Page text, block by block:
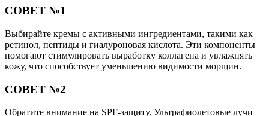
СОВЕТ №1
Выбирайте кремы с активными ингредиентами, такими как
ретинол, пептиды и гиалуроновая кислота. Эти компоненты
помогают стимулировать выработку коллагена и увлажнять
кожу, что способствует уменьшению видимости морщин.
СОВЕТ №2
Обратите внимание на SPF-защиту. Ультрафиолетовые лучи